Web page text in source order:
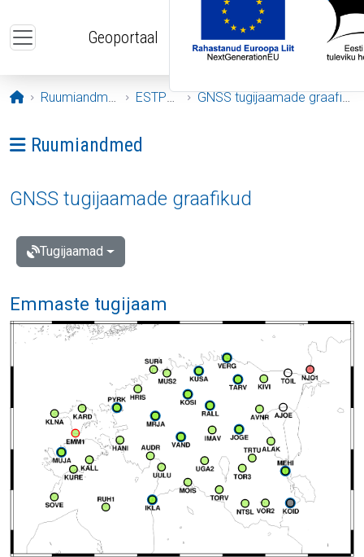
Geoportaal
Avaleht
Ruumiandmed ESTPOS GNSS tugijaamade graafikud
Ava menüü: Ruumiandmed
Ruumiandmed
GNSS tugijaamade graafikud
Tugijaamad
Emmaste tugijaam